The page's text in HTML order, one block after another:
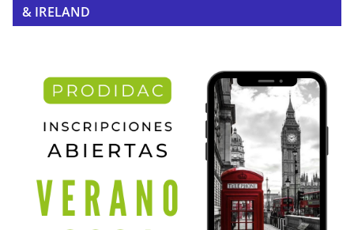
& IRELAND